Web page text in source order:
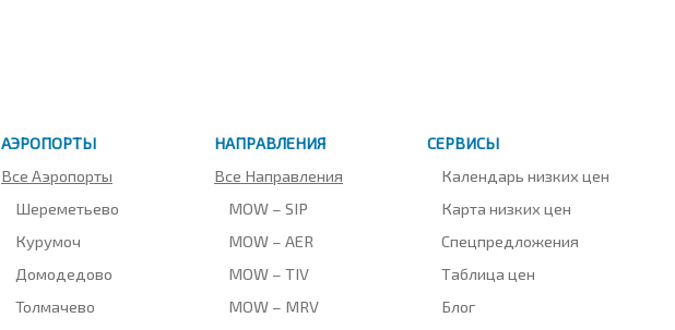
АЭРОПОРТЫ
Все Аэропорты
Шереметьево
Курумоч
Домодедово
Толмачево
НАПРАВЛЕНИЯ
Все Направления
MOW – SIP
MOW – AER
MOW – TIV
MOW – MRV
СЕРВИСЫ
Календарь низких цен
Карта низких цен
Спецпредложения
Таблица цен
Блог